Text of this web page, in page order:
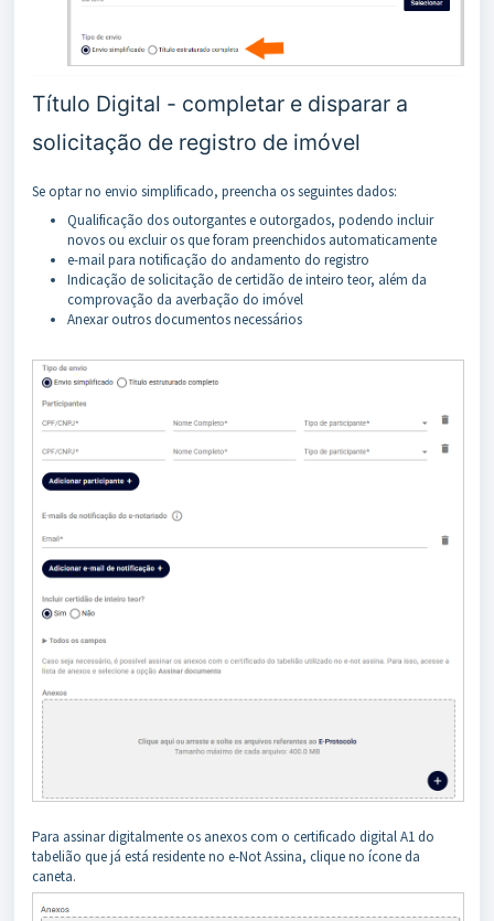
Título Digital - completar e disparar a
solicitação de registro de imóvel
Se optar no envio simplificado, preencha os seguintes dados:
Qualificação dos outorgantes e outorgados, podendo incluir
novos ou excluir os que foram preenchidos automaticamente
e-mail para notificação do andamento do registro
Indicação de solicitação de certidão de inteiro teor, além da
comprovação da averbação do imóvel
Anexar outros documentos necessários
Para assinar digitalmente os anexos com o certificado digital A1 do
tabelião que já está residente no e-Not Assina, clique no ícone da
caneta.